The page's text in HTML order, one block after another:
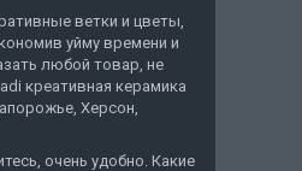
ветки и цветы,
уйму времени и
любой товар, не
креативная керамика
Херсон,
очень удобно. Какие